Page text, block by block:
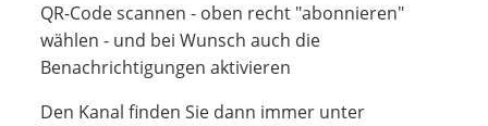
QR-Code scannen - oben recht "abonnieren"
wählen - und bei Wunsch auch die
Benachrichtigungen aktivieren
Den Kanal finden Sie dann immer unter